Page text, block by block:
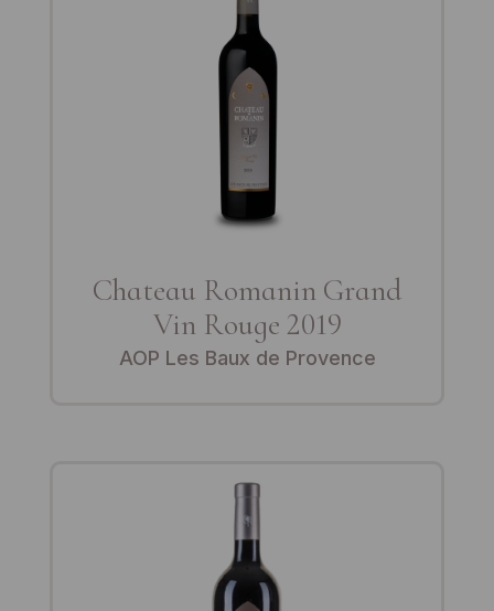
Chateau Romanin Grand
Vin Rouge 2019
AOP Les Baux de Provence